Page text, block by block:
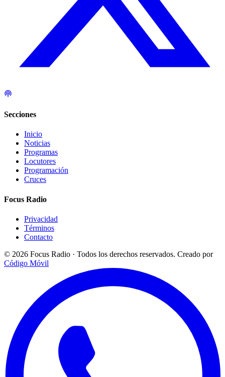
Secciones
Inicio
Noticias
Programas
Locutores
Programación
Cruces
Focus Radio
Privacidad
Términos
Contacto
© 2026 Focus Radio · Todos los derechos reservados. Creado por
Código Móvil